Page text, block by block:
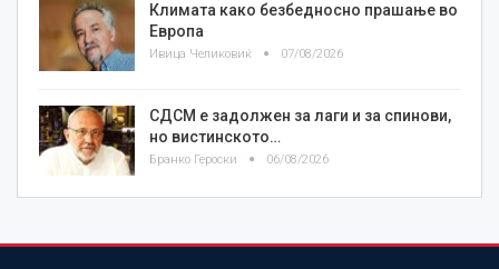
Климата како безбедносно прашање во
Европа
Ивица Челиковиќ 07/08/2026
СДСМ е задолжен за лаги и за спинови,
но вистинското…
Бранко Героски 06/08/2026